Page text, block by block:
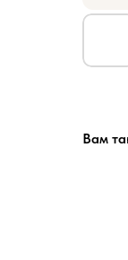
Вам